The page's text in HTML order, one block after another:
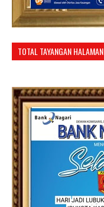
TOTAL TAYANGAN HALAMAN